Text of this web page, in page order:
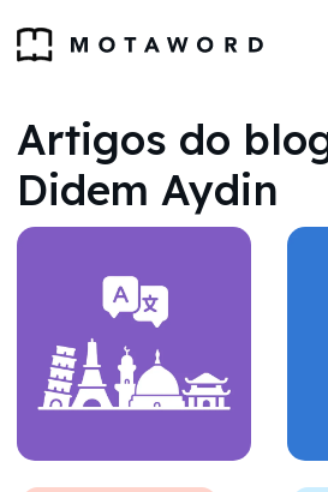
Artigos do
Didem Aydin